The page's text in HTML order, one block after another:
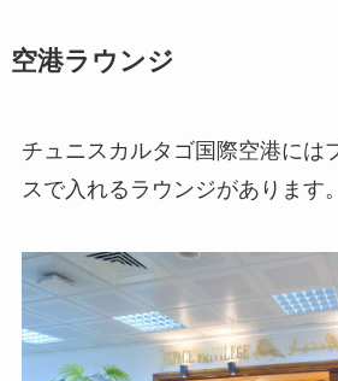
空港ラウンジ
チュニスカルタゴ国際空港には
スで入れるラウンジがあります。